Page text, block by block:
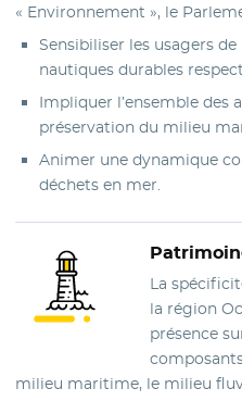
« Environnement », le
Sensibiliser les usagers
nautiques durables
Impliquer l’ensemble des
préservation du milieu
Animer une dynamique
déchets en mer.
La
la région
présence
milieu maritime, le milieu